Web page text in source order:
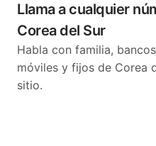
Llama a cualquier
Corea del Sur
Habla con familia,
móviles y fijos de Corea
sitio.